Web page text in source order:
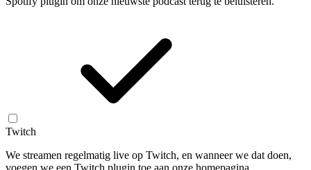
Twitch
We streamen regelmatig live op Twitch, en wanneer we dat doen,
voegen we een Twitch plugin toe aan onze homepagina.